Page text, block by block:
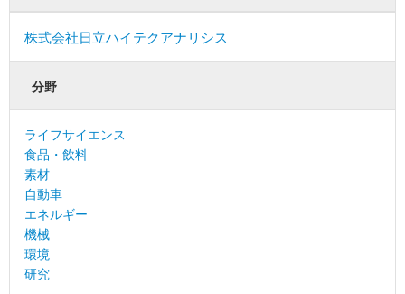
株式会社日立ハイテクアナリシス
分野
ライフサイエンス
食品・飲料
素材
自動車
エネルギー
機械
環境
研究